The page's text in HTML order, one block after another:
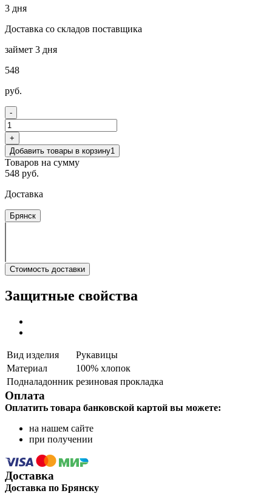
3 дня
Доставка со складов поставщика
займет 3 дня
548
руб.
-
+
Добавить товары в корзину1
Товаров на сумму
548 руб.
Доставка
Брянск
Стоимость доставки
Защитные свойства
Вид изделия
Рукавицы
Материал
100% хлопок
Подналадонник резиновая прокладка
Оплата
Оплатить товара банковской картой вы можете:
на нашем сайте
при получении
Доставка
Доставка по Брянску